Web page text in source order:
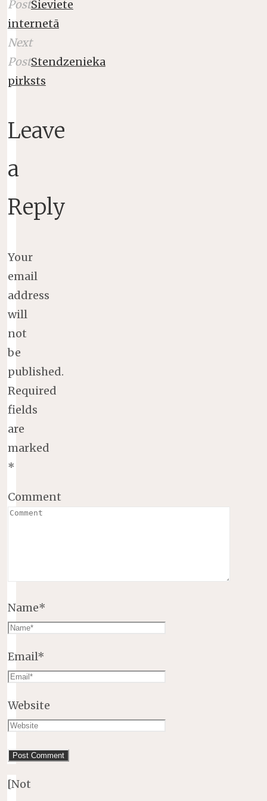
PostSieviete
internetā
Next
PostStendzenieka
pirksts
Leave
a
Reply
Your
email
address
will
not
be
published.
Required
fields
are
marked
*
Comment
Name*
Email*
Website
[Not